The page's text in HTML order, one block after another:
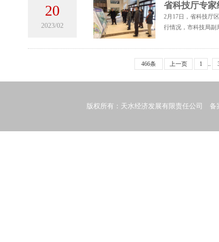
20
2023/02
省科技厅专
2月17日，省科技厅
行情况，市科技局副
466条 上一页 1 ..
版权所有：天水经济发展有限责任公司 备